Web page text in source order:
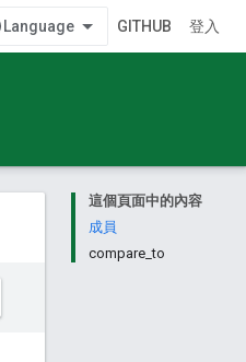
GITHUB 登入
這個頁面中的內容
成員
compare_to